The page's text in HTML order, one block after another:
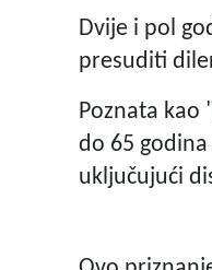
Dvije i pol
presuditi
Poznata kao
do 65
uključujući